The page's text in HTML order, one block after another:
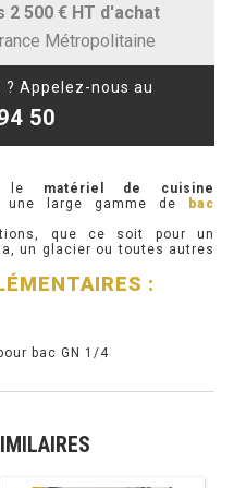
COMPACTE
700 / 800
VITRÉE
500 € HT d'achat
Métropolitaine
? Appelez-nous au
50
le matériel de cuisine
une large gamme de bac
que ce soit pour un
un glacier ou toutes autres
:
bac GN 1/4